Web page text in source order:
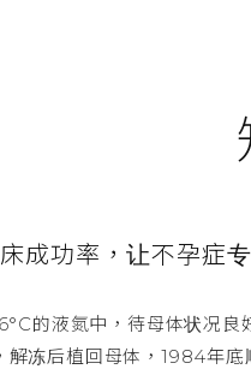
成功率，让不孕症
的液氮中，待母体状况
冻后植回母体，1984年